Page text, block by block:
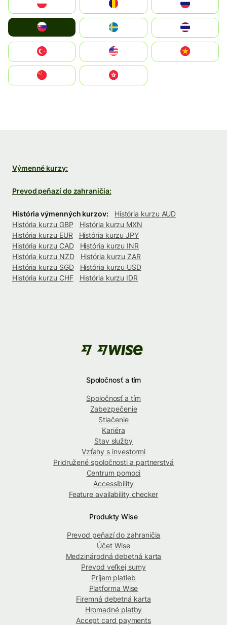
United States
中國香港特別行政區
Výmenné kurzy:
Prevod peňazí do zahraničia:
História výmenných kurzov:
História kurzu AUD
História kurzu GBP
História kurzu MXN
História kurzu EUR
História kurzu JPY
História kurzu CAD
História kurzu INR
História kurzu NZD
História kurzu ZAR
História kurzu SGD
História kurzu USD
História kurzu CHF
História kurzu IDR
Spoločnosť a tím
Spoločnosť a tím
Zabezpečenie
Stlačenie
Kariéra
Stav služby
Vzťahy s investormi
Pridružené spoločnosti a partnerstvá
Centrum pomoci
Accessibility
Feature availability checker
Produkty Wise
Prevod peňazí do zahraničia
Účet Wise
Medzinárodná debetná karta
Prevod veľkej sumy
Príjem platieb
Platforma Wise
Firemná debetná karta
Hromadné platby
Accept card payments